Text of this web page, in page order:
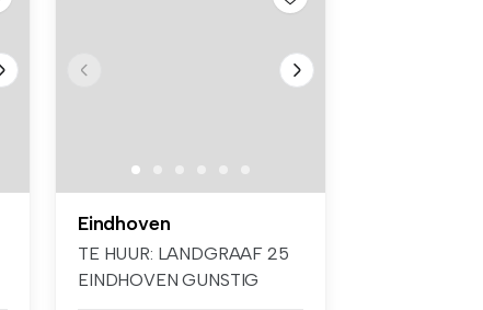
Eindhoven
TE HUUR: LANDGRAAF 25
EINDHOVEN GUNSTIG